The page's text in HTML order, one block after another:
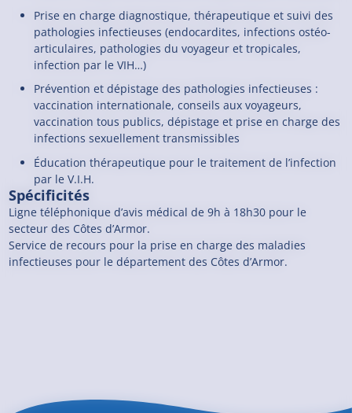
Prise en charge diagnostique, thérapeutique et suivi des
pathologies infectieuses (endocardites, infections ostéo-
articulaires, pathologies du voyageur et tropicales,
infection par le VIH…)
Prévention et dépistage des pathologies infectieuses :
vaccination internationale, conseils aux voyageurs,
vaccination tous publics, dépistage et prise en charge des
infections sexuellement transmissibles
Éducation thérapeutique pour le traitement de l’infection
par le V.I.H.
Spécificités
Ligne téléphonique d’avis médical de 9h à 18h30 pour le
secteur des Côtes d’Armor.
Service de recours pour la prise en charge des maladies
infectieuses pour le département des Côtes d’Armor.